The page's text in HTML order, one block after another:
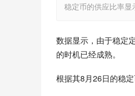
稳定币的供应比率显
数据显示，由于稳定
的时机已经成熟。
根据其8月26日的稳